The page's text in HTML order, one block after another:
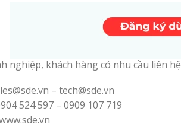
nghiệp, khách hàng có nhu cầu liên hệ
– tech@sde.vn
524 597 – 0909 107 719